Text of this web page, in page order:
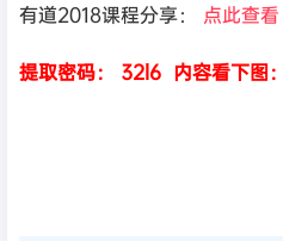
有道2018课程分享： 点此查看
提取密码： 32l6 内容看下图：